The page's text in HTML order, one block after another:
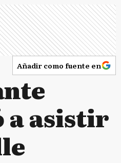
Añadir como fuente en
a asistir